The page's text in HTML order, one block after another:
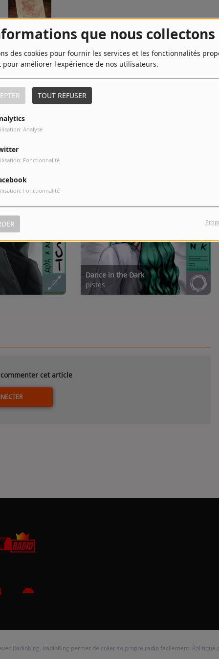
que nous collectons
des cookies pour fournir les services et les fonctionnalités
pour améliorer l'expérience de nos utilisateurs.
TOUT REFUSER
Analyse
Fonctionnalité
Fonctionnalité
9 Medicine
Dance in the Dark
pistes
cet article
RadioKing. RadioKing permet de créer sa propre radio facilement. Politique